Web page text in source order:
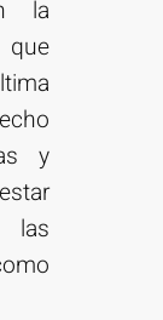
la
y